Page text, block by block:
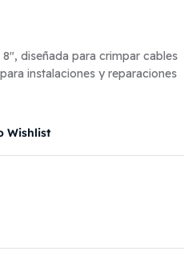
diseñada para crimpar cables
instalaciones y reparaciones
Wishlist